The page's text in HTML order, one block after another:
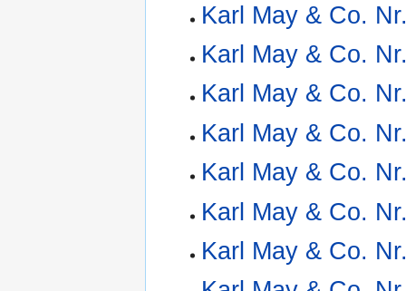
Karl May & Co.
Karl May & Co.
Karl May & Co.
Karl May & Co.
Karl May & Co.
Karl May & Co.
Karl May & Co.